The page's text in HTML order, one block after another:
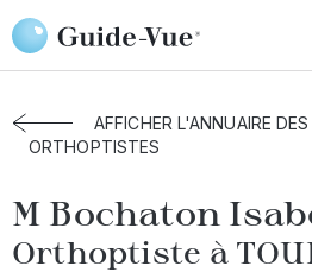
Aller au contenu principal
Accueil Annuaire des orthoptistes
Bochaton Isabelle
AFFICHER L'ANNUAIRE DES
ORTHOPTISTES
M Bochaton
Orthoptiste à